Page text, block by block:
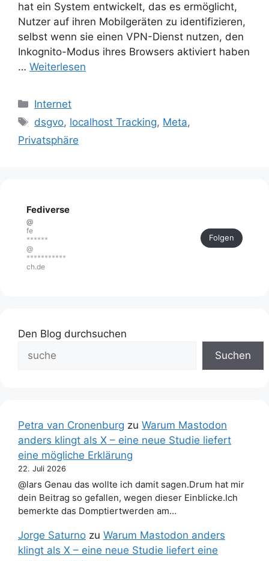
hat ein System entwickelt, das es ermöglicht,
Nutzer auf ihren Mobilgeräten zu identifizieren,
selbst wenn sie einen VPN-Dienst nutzen, den
Inkognito-Modus ihres Browsers aktiviert haben
… Weiterlesen
Kategorien
Internet
Schlagwörter
dsgvo, localhost Tracking, Meta,
Privatsphäre
Fediverse
@
fe
******
@
***********
ch.de
Folgen
Den Blog durchsuchen
Suchen
Petra van Cronenburg zu Warum Mastodon
anders klingt als X – eine neue Studie liefert
eine mögliche Erklärung
22. Juli 2026
@lars Genau das wollte ich damit sagen.Drum hat mir
dein Beitrag so gefallen, wegen dieser Einblicke.Ich
bemerkte das Domptiertwerden am…
Jorge Saturno zu Warum Mastodon anders
klingt als X – eine neue Studie liefert eine